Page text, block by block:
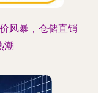
风暴，仓储直销
潮